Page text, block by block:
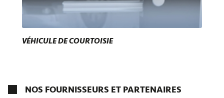
VÉHICULE DE COURTOISIE
NOS FOURNISSEURS ET PARTENAIRES